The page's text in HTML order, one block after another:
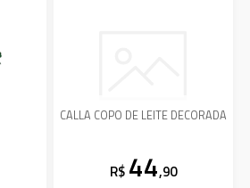
CALLA COPO DE LEITE DECORADA
R$ 44,90